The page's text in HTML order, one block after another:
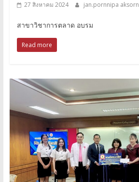
27 สิงหาคม 2024 jan.pornnipa aksorn
สาขาวิชาการตลาด อบรม
Read more